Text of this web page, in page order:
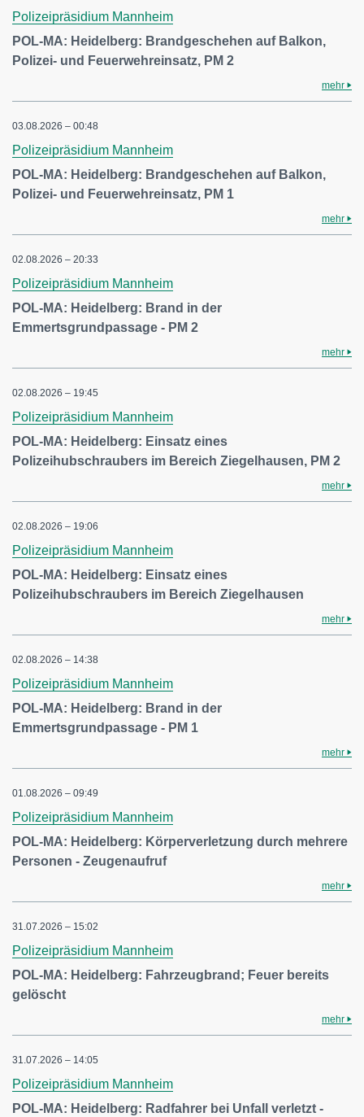
Polizeipräsidium Mannheim
POL-MA: Heidelberg: Brandgeschehen auf Balkon,
Polizei- und Feuerwehreinsatz, PM 2
mehr
03.08.2026 – 00:48
Polizeipräsidium Mannheim
POL-MA: Heidelberg: Brandgeschehen auf Balkon,
Polizei- und Feuerwehreinsatz, PM 1
mehr
02.08.2026 – 20:33
Polizeipräsidium Mannheim
POL-MA: Heidelberg: Brand in der
Emmertsgrundpassage - PM 2
mehr
02.08.2026 – 19:45
Polizeipräsidium Mannheim
POL-MA: Heidelberg: Einsatz eines
Polizeihubschraubers im Bereich Ziegelhausen, PM 2
mehr
02.08.2026 – 19:06
Polizeipräsidium Mannheim
POL-MA: Heidelberg: Einsatz eines
Polizeihubschraubers im Bereich Ziegelhausen
mehr
02.08.2026 – 14:38
Polizeipräsidium Mannheim
POL-MA: Heidelberg: Brand in der
Emmertsgrundpassage - PM 1
mehr
01.08.2026 – 09:49
Polizeipräsidium Mannheim
POL-MA: Heidelberg: Körperverletzung durch mehrere
Personen - Zeugenaufruf
mehr
31.07.2026 – 15:02
Polizeipräsidium Mannheim
POL-MA: Heidelberg: Fahrzeugbrand; Feuer bereits
gelöscht
mehr
31.07.2026 – 14:05
Polizeipräsidium Mannheim
POL-MA: Heidelberg: Radfahrer bei Unfall verletzt -